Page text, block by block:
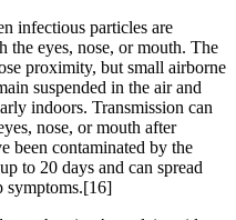
infectious particles are
the eyes, nose, or mouth. The
proximity, but small airborne
suspended in the air and
indoors. Transmission can
nose, or mouth after
been contaminated by the
to 20 days and can spread
symptoms.[16]